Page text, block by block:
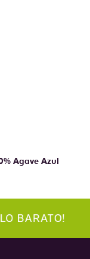
Agave Azul